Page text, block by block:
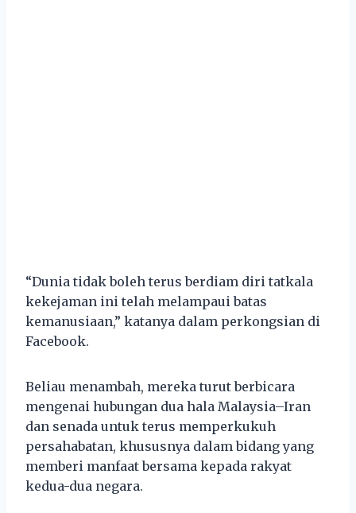
“Dunia tidak boleh terus berdiam diri tatkala
kekejaman ini telah melampaui batas
kemanusiaan,” katanya dalam perkongsian di
Facebook.
Beliau menambah, mereka turut berbicara
mengenai hubungan dua hala Malaysia–Iran
dan senada untuk terus memperkukuh
persahabatan, khususnya dalam bidang yang
memberi manfaat bersama kepada rakyat
kedua-dua negara.